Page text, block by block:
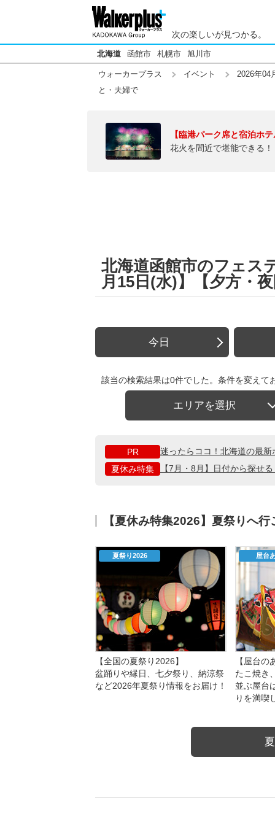
次の楽しいが見つかる。
北海道 函館市 札幌市 旭川市
ウォーカープラス イベント
2026年04
と・夫婦で
【臨港パーク席と宿泊ホ
花火を間近で堪能できる
北海道函館市のフェス
月15日(水)】【夕方・
今日
該当の検索結果は0件でした。条件を変えて
エリアを選択
PR
迷ったらココ！北海道の最
夏休み特集
【7月・8月】日付から探せ
【夏休み特集2026】夏祭りへ
夏祭り2026
【全国の夏祭り2026】
盆踊りや縁日、七夕祭り、納涼祭
など2026年夏祭り情報をお届け！
屋台
【屋台
たこ焼き
並ぶ屋台
りを満喫